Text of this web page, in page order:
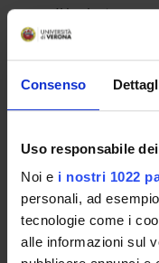
Consenso
Uso responsabile
Noi e i nostri 1022
personali, ad
tecnologie come i
alle informazioni sul
Il budget
Come creare la
Tenders Portal
I criteri di
Come
Per partecipare al
Per maggiori